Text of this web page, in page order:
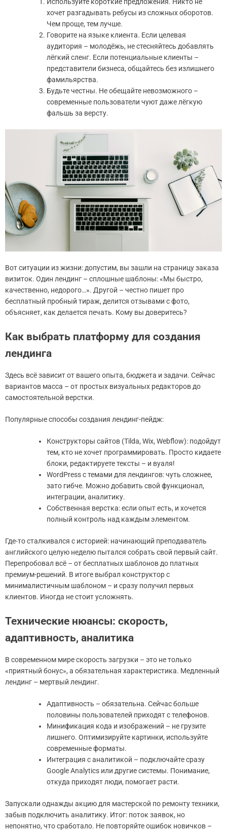
хочет разгадывать ребусы из сложных оборотов.
Чем проще, тем лучше.
Говорите на языке клиента. Если целевая
аудитория – молодёжь, не стесняйтесь добавлять
лёгкий сленг. Если потенциальные клиенты –
представители бизнеса, общайтесь без излишнего
фамильярства.
Будьте честны. Не обещайте невозможного –
современные пользователи чуют даже лёгкую
фальшь за версту.
Вот ситуации из жизни: допустим, вы зашли на страницу заказа
визиток. Один лендинг – сплошные шаблоны: «Мы быстро,
качественно, недорого…». Другой – честно пишет про
бесплатный пробный тираж, делится отзывами с фото,
объясняет, как делается печать. Кому вы доверитесь?
Как выбрать платформу для создания
лендинга
Здесь всё зависит от вашего опыта, бюджета и задачи. Сейчас
вариантов масса – от простых визуальных редакторов до
самостоятельной верстки.
Популярные способы создания лендинг-пейдж:
Конструкторы сайтов (Tilda, Wix, Webflow): подойдут
тем, кто не хочет программировать. Просто кидаете
блоки, редактируете тексты – и вуаля!
WordPress с темами для лендингов: чуть сложнее,
зато гибче. Можно добавить свой функционал,
интеграции, аналитику.
Собственная верстка: если опыт есть, и хочется
полный контроль над каждым элементом.
Где-то сталкивался с историей: начинающий преподаватель
английского целую неделю пытался собрать свой первый сайт.
Перепробовал всё – от бесплатных шаблонов до платных
премиум-решений. В итоге выбрал конструктор с
минималистичным шаблоном – и сразу получил первых
клиентов. Иногда не стоит усложнять.
Технические нюансы: скорость,
адаптивность, аналитика
В современном мире скорость загрузки – это не только
«приятный бонус», а обязательная характеристика. Медленный
лендинг – мертвый лендинг.
Адаптивность – обязательна. Сейчас больше
половины пользователей приходят с телефонов.
Минификация кода и изображений – не грузите
лишнего. Оптимизируйте картинки, используйте
современные форматы.
Интеграция с аналитикой – подключайте сразу
Google Analytics или другие системы. Понимание,
откуда приходят люди, помогает расти.
Запускали однажды акцию для мастерской по ремонту техники,
забыв подключить аналитику. Итог: поток заявок, но
непонятно, что сработало. Не повторяйте ошибок новичков –